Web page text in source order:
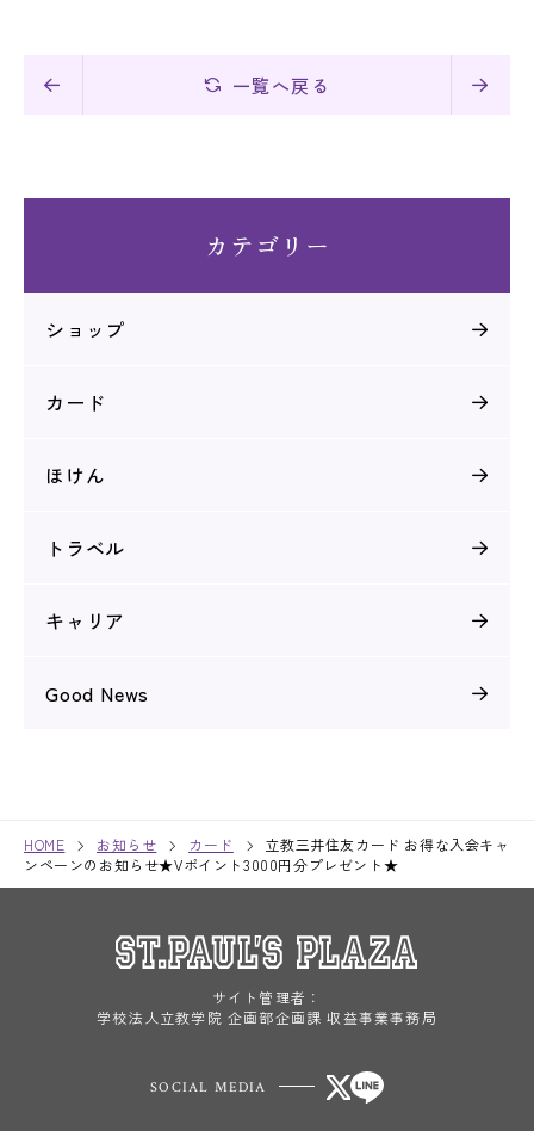
一覧へ戻る
カテゴリー
ショップ
カード
ほけん
トラベル
キャリア
Good News
HOME お知らせ カード
立教三井住友カード お得な入会キャ
ンペーンのお知らせ★Vポイント3000円分プレゼント★
サイト管理者：
学校法人立教学院 企画部企画課 収益事業事務局
SOCIAL MEDIA